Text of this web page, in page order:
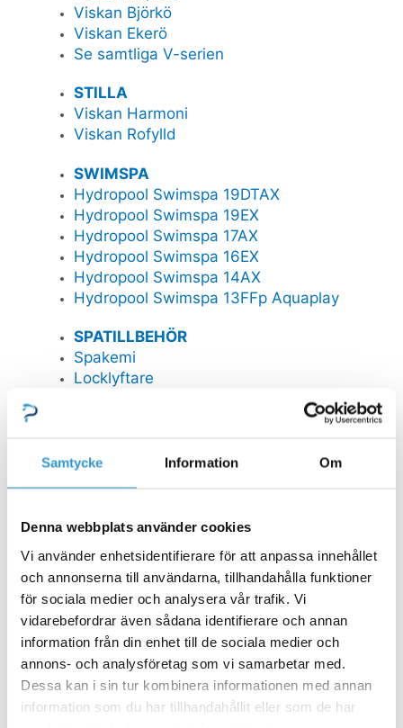
Samtycke Information Om
Denna webbplats använder cookies
Vi använder enhetsidentifierare för att anpassa innehållet
och annonserna till användarna, tillhandahålla funktioner
för sociala medier och analysera vår trafik. Vi
vidarebefordrar även sådana identifierare och annan
information från din enhet till de sociala medier och
annons- och analysföretag som vi samarbetar med.
Dessa kan i sin tur kombinera informationen med annan
information som du har tillhandahållit eller som de har
Viskan Björkö
Viskan Ekerö
Se samtliga V-serien
STILLA
Viskan Harmoni
Viskan Rofylld
SWIMSPA
Hydropool Swimspa 19DTAX
Hydropool Swimspa 19EX
Hydropool Swimspa 17AX
Hydropool Swimspa 16EX
Hydropool Swimspa 14AX
Hydropool Swimspa 13FFp Aquaplay
SPATILLBEHÖR
Spakemi
Locklyftare
Spamiljö och doft
Reservdelar Universal
FYNDHÖRNA
Reservdelar
Stäng Reservdelar Öppna Reservdelar
RESERVDELAR POOL
Mät och doserutrustning
Poolstädare
Stegar